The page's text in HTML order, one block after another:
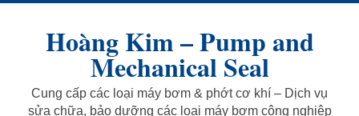
Skip
Hoàng Kim – Pump and
Mechanical Seal
Cung cấp các loại máy bơm & phớt cơ khí – Dịch vụ
sửa chữa, bảo dưỡng các loại máy bơm công nghiệp